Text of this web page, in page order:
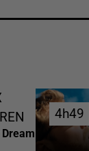
Dream
4h49
4h49